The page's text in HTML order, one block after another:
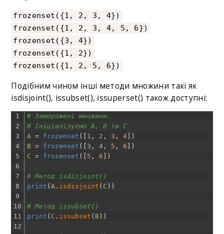
frozenset({1, 2, 3, 4})
frozenset({1, 2, 3, 4, 5, 6})
frozenset({3, 4})
frozenset({1, 2})
frozenset({1, 2, 5, 6})
Подібним чином інші методи множини такі як
isdisjoint(), issubset(), issuperset() також доступні:
1
2
3
4
5
6
7
8
9
10
11
12
# Заморожені множини.
# Ініціалізуємо A, B та C
A = frozenset ( 1 , 2 , 3 , 4
)
B
= frozenset ( 3 , 4 , 5 , 6
)
C
= frozenset ( 5 , 6 )
# Метод isdisjoint()
print (A . isdisjoint ( C ) )
# Метод issubset()
print ( C . issubset ( B ) )